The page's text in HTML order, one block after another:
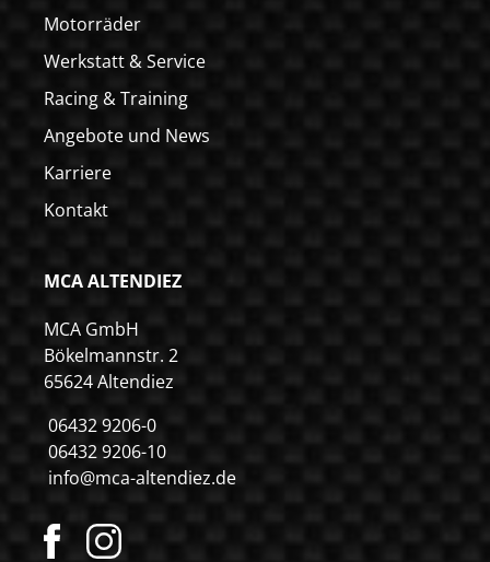
Motorräder
Werkstatt & Service
Racing & Training
Angebote und News
Karriere
Kontakt
MCA ALTENDIEZ
MCA GmbH
Bökelmannstr. 2
65624 Altendiez
06432 9206-0
06432 9206-10
info@mca-altendiez.de